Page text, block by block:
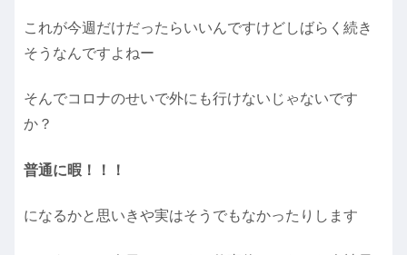
これが今週だけだったらいいんですけどしばらく続き
そうなんですよねー
そんでコロナのせいで外にも行けないじゃないです
か？
普通に暇！！！
になるかと思いきや実はそうでもなかったりします